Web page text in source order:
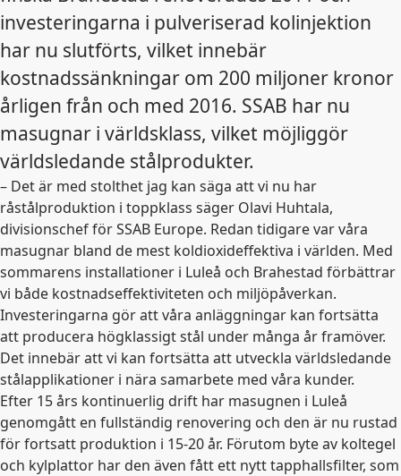
investeringarna i pulveriserad kolinjektion
har nu slutförts, vilket innebär
kostnadssänkningar om 200 miljoner kronor
årligen från och med 2016. SSAB har nu
masugnar i världsklass, vilket möjliggör
världsledande stålprodukter.
– Det är med stolthet jag kan säga att vi nu har
råstålproduktion i toppklass säger Olavi Huhtala,
divisionschef för SSAB Europe. Redan tidigare var våra
masugnar bland de mest koldioxideffektiva i världen. Med
sommarens installationer i Luleå och Brahestad förbättrar
vi både kostnadseffektiviteten och miljöpåverkan.
Investeringarna gör att våra anläggningar kan fortsätta
att producera högklassigt stål under många år framöver.
Det innebär att vi kan fortsätta att utveckla världsledande
stålapplikationer i nära samarbete med våra kunder.
Efter 15 års kontinuerlig drift har masugnen i Luleå
genomgått en fullständig renovering och den är nu rustad
för fortsatt produktion i 15-20 år. Förutom byte av koltegel
och kylplattor har den även fått ett nytt tapphallsfilter, som